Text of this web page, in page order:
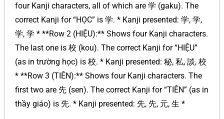
four Kanji characters, all of which are 学 (gaku). The
correct Kanji for “HỌC” is 学. * Kanji presented: 学, 学,
学, 学 * **Row 2 (HIỆU):** Shows four Kanji characters.
The last one is 校 (kou). The correct Kanji for “HIỆU”
(as in trường học) is 校. * Kanji presented: 秘, 私, 談, 校
* **Row 3 (TIÊN):** Shows four Kanji characters. The
first two are 先 (sen). The correct Kanji for “TIÊN” (as in
thầy giáo) is 先. * Kanji presented: 先, 先, 元, 生 *